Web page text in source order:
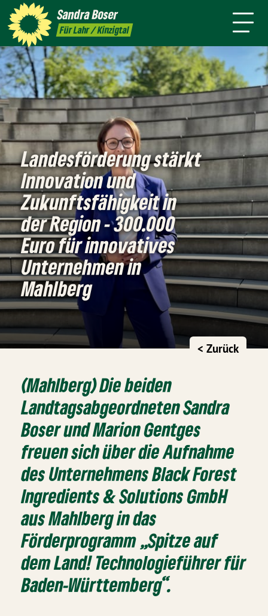
SandraBoser
Für Lahr / Kinzigtal
Presse Kontakt Termine
mich
Landesförderung stärkt
Innovation und
Zukunftsfähigkeit in
der Region - 300.000
Euro für innovatives
Unternehmen in
Mahlberg
< Zurück
(Mahlberg) Die beiden
Landtagsabgeordneten Sandra
Boser und Marion Gentges
freuen sich über die Aufnahme
des Unternehmens Black Forest
Ingredients & Solutions GmbH
aus Mahlberg in das
Förderprogramm „Spitze auf
dem Land! Technologieführer für
Baden-Württemberg“.